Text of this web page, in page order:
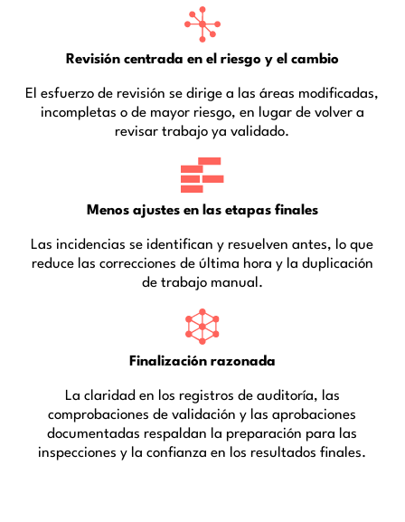
Revisión centrada en el riesgo y el cambio
El esfuerzo de revisión se dirige a las áreas modificadas,
incompletas o de mayor riesgo, en lugar de volver a
revisar trabajo ya validado.
Menos ajustes en las etapas finales
Las incidencias se identifican y resuelven antes, lo que
reduce las correcciones de última hora y la duplicación
de trabajo manual.
Finalización razonada
La claridad en los registros de auditoría, las
comprobaciones de validación y las aprobaciones
documentadas respaldan la preparación para las
inspecciones y la confianza en los resultados finales.